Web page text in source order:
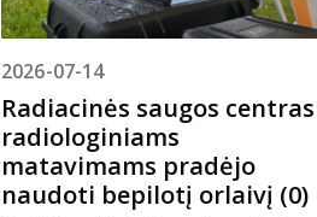
2026-07-14
Radiacinės saugos centras
radiologiniams
matavimams pradėjo
naudoti bepilotį orlaivį (0)